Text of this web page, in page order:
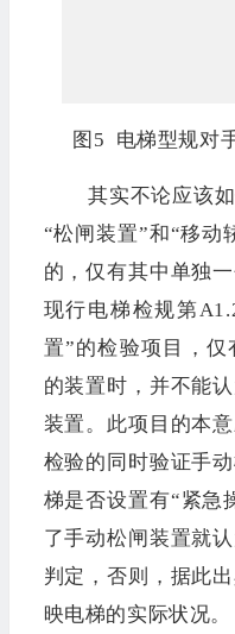
图5 电梯型规对
其实不论应该
“松闸装置”和“移动
的，仅有其中单独
现行电梯检规第
置”的检验项目，
的装置时，并不能
装置。此项目的本
检验的同时验证手
梯是否设置有“紧急
了手动松闸装置就
判定，否则，据此
映电梯的实际状况。